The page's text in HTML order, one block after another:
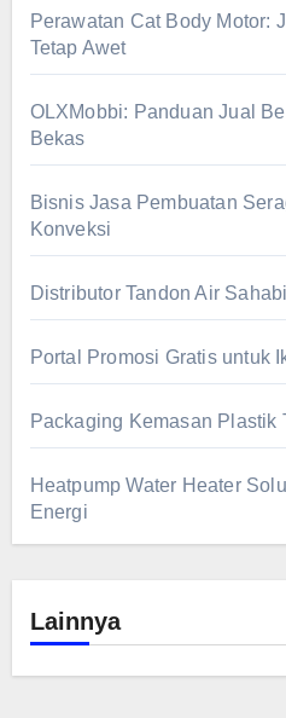
Perawatan Cat Body Motor:
Tetap Awet
OLXMobbi: Panduan Jual
Bekas
Bisnis Jasa Pembuatan
Konveksi
Distributor Tandon Air
Portal Promosi Gratis untuk
Packaging Kemasan Plastik
Heatpump Water Heater
Energi
Lainnya